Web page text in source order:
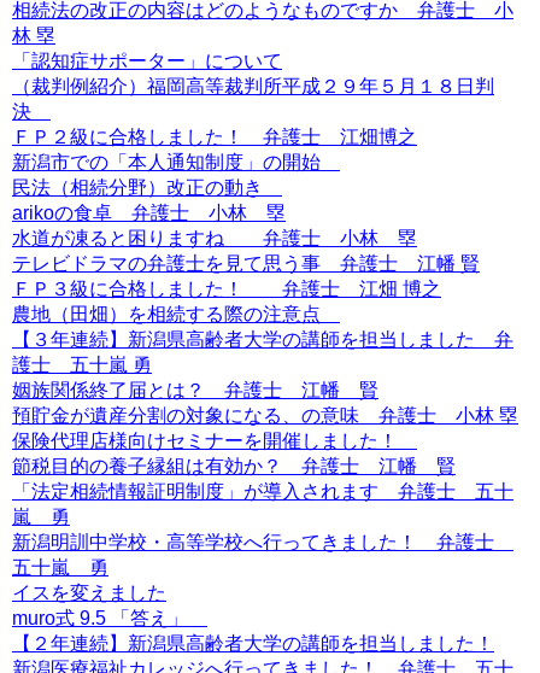
相続法の改正の内容はどのようなものですか 弁護士 小
林 塁
「認知症サポーター」について
（裁判例紹介）福岡高等裁判所平成２９年５月１８日判
決
ＦＰ２級に合格しました！ 弁護士 江畑博之
新潟市での「本人通知制度」の開始
民法（相続分野）改正の動き
arikoの食卓 弁護士 小林 塁
水道が凍ると困りますね 弁護士 小林 塁
テレビドラマの弁護士を見て思う事 弁護士 江幡 賢
ＦＰ３級に合格しました！ 弁護士 江畑 博之
農地（田畑）を相続する際の注意点
【３年連続】新潟県高齢者大学の講師を担当しました 弁
護士 五十嵐 勇
姻族関係終了届とは？ 弁護士 江幡 賢
預貯金が遺産分割の対象になる、の意味 弁護士 小林 塁
保険代理店様向けセミナーを開催しました！
節税目的の養子縁組は有効か？ 弁護士 江幡 賢
「法定相続情報証明制度」が導入されます 弁護士 五十
嵐 勇
新潟明訓中学校・高等学校へ行ってきました！ 弁護士
五十嵐 勇
イスを変えました
muro式 9.5 「答え」
【２年連続】新潟県高齢者大学の講師を担当しました！